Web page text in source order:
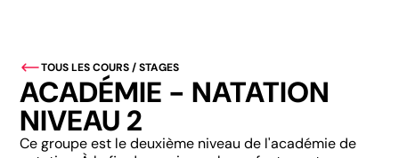
TOUS LES COURS / STAGES
ACADÉMIE - NATATION
NIVEAU 2
Ce groupe est le deuxième niveau de l'académie de